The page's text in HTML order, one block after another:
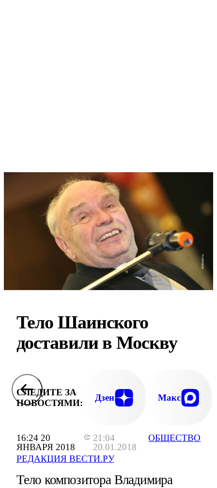
16:24 20
ЯНВАРЯ 2018
21:04
20.01.2018
РЕДАКЦИЯ ВЕСТИ.РУ
ОБЩЕСТВО
Тело Шаинского
доставили в Москву
СЛЕДИТЕ ЗА
НОВОСТЯМИ:
Дзен Макс
Тело композитора Владимира